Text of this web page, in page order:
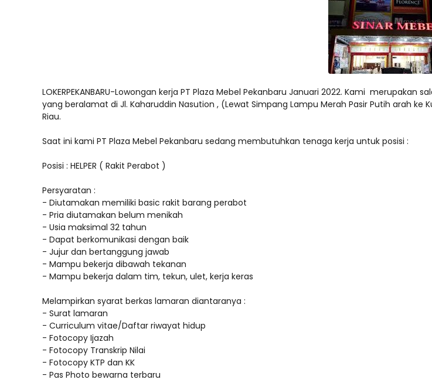
LOKERPEKANBARU-Lowongan kerja PT Plaza Mebel Pekanbaru Januari 2022. Kami
yang beralamat di Jl. Kaharuddin Nasution , (Lewat Simpang Lampu Merah Pasir Putih arah ke
Riau.
Saat ini kami PT Plaza Mebel Pekanbaru sedang membutuhkan tenaga kerja untuk posisi :
Posisi : HELPER ( Rakit Perabot )
Persyaratan :
- Diutamakan memiliki basic rakit barang perabot
- Pria diutamakan belum menikah
- Usia maksimal 32 tahun
- Dapat berkomunikasi dengan baik
- Jujur dan bertanggung jawab
- Mampu bekerja dibawah tekanan
- Mampu bekerja dalam tim, tekun, ulet, kerja keras
Melampirkan syarat berkas lamaran diantaranya :
- Surat lamaran
- Curriculum vitae/Daftar riwayat hidup
- Fotocopy Ijazah
- Fotocopy Transkrip Nilai
- Fotocopy KTP dan KK
- Pas Photo bewarna terbaru